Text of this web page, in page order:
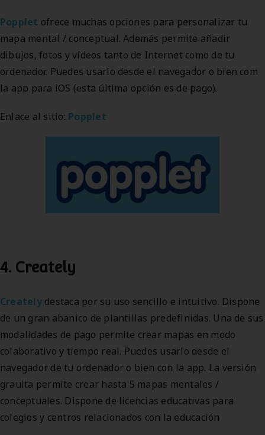
Popplet ofrece muchas opciones para personalizar tu
mapa mental / conceptual. Además permite añadir
dibujos, fotos y vídeos tanto de Internet como de tu
ordenador. Puedes usarlo desde el navegador o bien com
la app para iOS (esta última opción es de pago).
Enlace al sitio: Popplet
4. Creately
Createlydestaca por su uso sencillo e intuitivo. Dispone
de un gran abanico de plantillas predefinidas. Una de sus
modalidades de pago permite crear mapas en modo
colaborativo y tiempo real. Puedes usarlo desde el
navegador de tu ordenador o bien con la app. La versión
grauita permite crear hasta 5 mapas mentales /
conceptuales. Dispone de licencias educativas para
colegios y centros relacionados con la educación